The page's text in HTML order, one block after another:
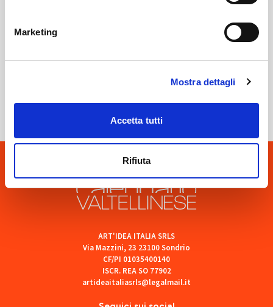
Marketing
Mostra dettagli
Accetta tutti
Rifiuta
SOF Società Onoranze Funebri
ART'IDEA ITALIA SRLS
Via Mazzini, 23 23100 Sondrio
CF/PI 01035400140
ISCR. REA SO 77902
artideaitaliasrls@legalmail.it